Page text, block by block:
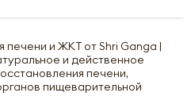
печени и ЖКТ от Shri Ganga |
и действенное
печени,
пищеварительной